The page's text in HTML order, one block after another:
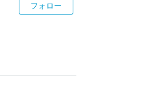
フォロー